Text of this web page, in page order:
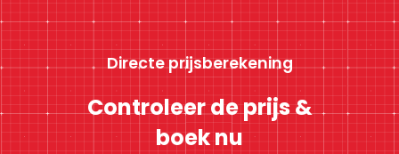
Directe prijsberekening
Controleer de prijs &
boek nu